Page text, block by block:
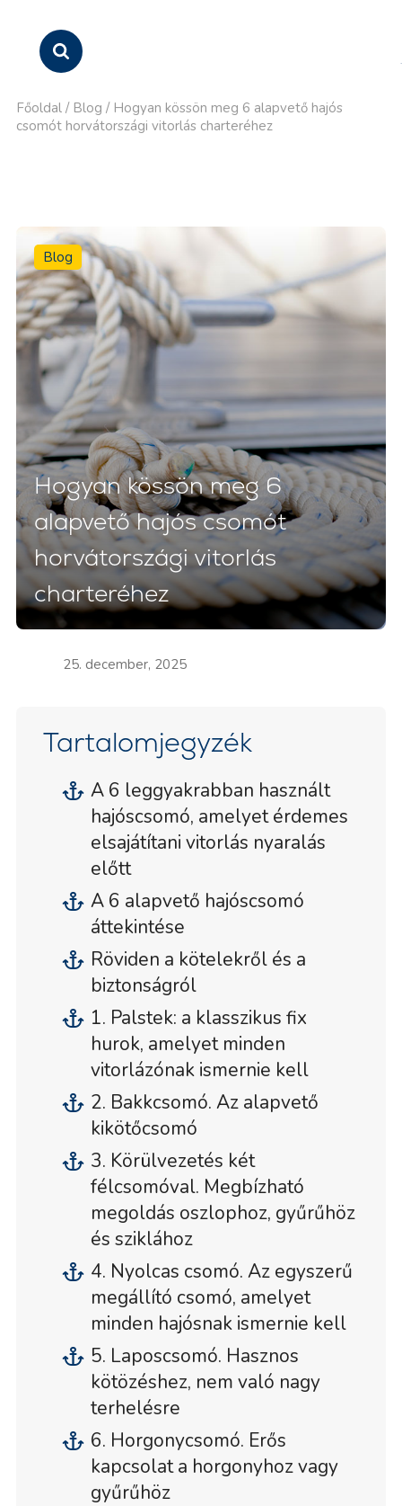
Főoldal / Blog / Hogyan kössön meg 6 alapvető hajós
csomót horvátországi vitorlás charteréhez
Blog
Hogyan kössön meg 6
alapvető hajós csomót
horvátországi vitorlás
charteréhez
25. december, 2025
Tartalomjegyzék
A 6 leggyakrabban használt
hajóscsomó, amelyet érdemes
elsajátítani vitorlás nyaralás
előtt
A 6 alapvető hajóscsomó
áttekintése
Röviden a kötelekről és a
biztonságról
1. Palstek: a klasszikus fix
hurok, amelyet minden
vitorlázónak ismernie kell
2. Bakkcsomó. Az alapvető
kikötőcsomó
3. Körülvezetés két
félcsomóval. Megbízható
megoldás oszlophoz, gyűrűhöz
és sziklához
4. Nyolcas csomó. Az egyszerű
megállító csomó, amelyet
minden hajósnak ismernie kell
5. Laposcsomó. Hasznos
kötözéshez, nem való nagy
terhelésre
6. Horgonycsomó. Erős
kapcsolat a horgonyhoz vagy
gyűrűhöz